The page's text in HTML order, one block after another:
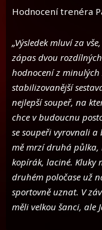
Hodnocení trenéra
„Výsledek mluví za
zápas dvou
hodnocení z
stabilizovanější
nejlepší soupeř, na
chce v budoucnu
se soupeři vyrovnali
mě mrzí druhá půlka,
kopírák, laciné. Kluky
druhém poločase už
sportovně uznat. V
měli velkou šanci, ale